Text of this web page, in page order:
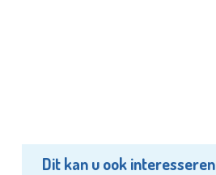
Dit kan u ook interesseren